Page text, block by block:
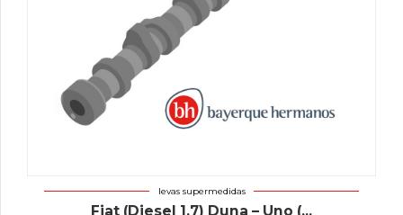
levas supermedidas
Fiat (Diesel 1.7) Duna – Uno (...